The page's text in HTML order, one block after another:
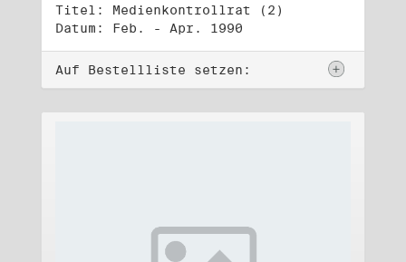
Titel: Medienkontrollrat (2)
Datum: Feb. - Apr. 1990
Auf Bestellliste setzen: